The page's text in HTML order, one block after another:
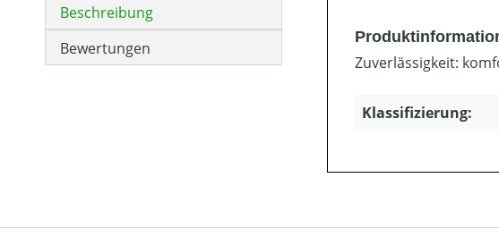
Beschreibung
Bewertungen
Zuverlässigkeit:
Klassifizierung: